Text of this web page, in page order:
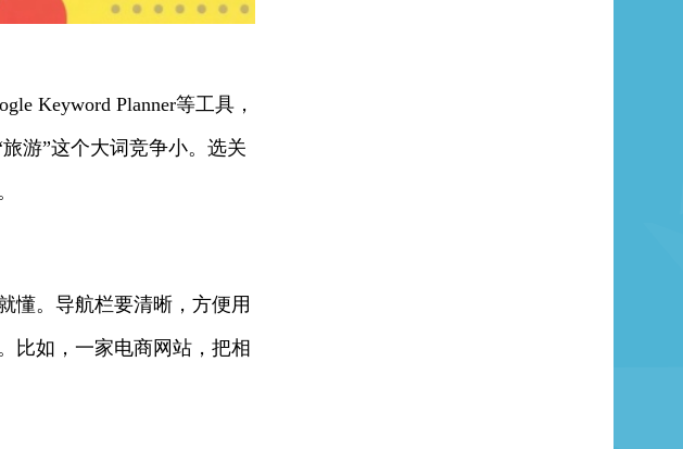
Keyword Planner等工具，
游”这个大词竞争小。选关
懂。导航栏要清晰，方便用
比如，一家电商网站，把相